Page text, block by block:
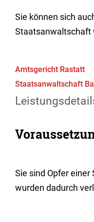
Sie können sich
Staatsanwaltschaft
Amtsgericht Rastatt
Staatsanwaltschaft
Sie sind Opfer
wurden dadurch